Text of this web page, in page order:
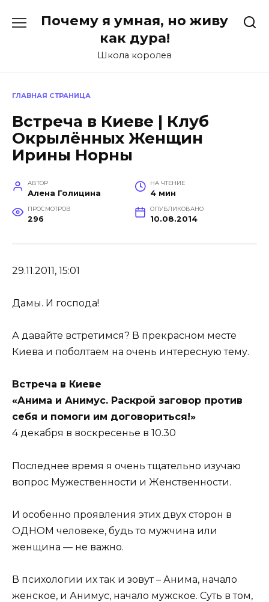
Почему я умная, но живу
как дура!
Школа королев
ГЛАВНАЯ СТРАНИЦА
Встреча в Киеве | Клуб
Окрылённых Женщин
Ирины Норны
АВТОР
Алена Голицина
НА ЧТЕНИЕ
4 мин
ПРОСМОТРОВ
296
ОПУБЛИКОВАНО
10.08.2014
29.11.2011, 15:01
Дамы. И господа!
А давайте встретимся? В прекрасном месте
Киева и поболтаем на очень интересную тему.
Встреча в Киеве
«Анима и Анимус. Раскрой заговор против
себя и помоги им договориться!»
4 декабря в воскресенье в 10.30
Последнее время я очень тщательно изучаю
вопрос Мужественности и Женственности.
И особенно проявления этих двух сторон в
ОДНОМ человеке, будь то мужчина или
женщина — не важно.
В психологии их так и зовут – Анима, начало
женское, и Анимус, начало мужское. Суть в том,